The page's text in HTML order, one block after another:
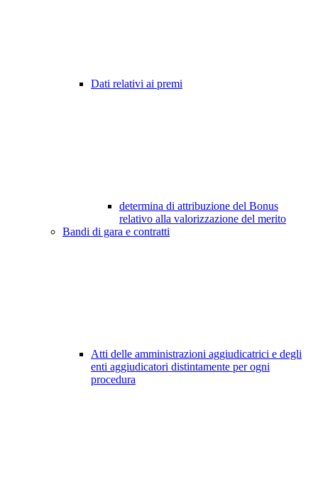
Dati relativi ai premi
determina di attribuzione del Bonus
relativo alla valorizzazione del merito
Bandi di gara e contratti
Atti delle amministrazioni aggiudicatrici e degli
enti aggiudicatori distintamente per ogni
procedura